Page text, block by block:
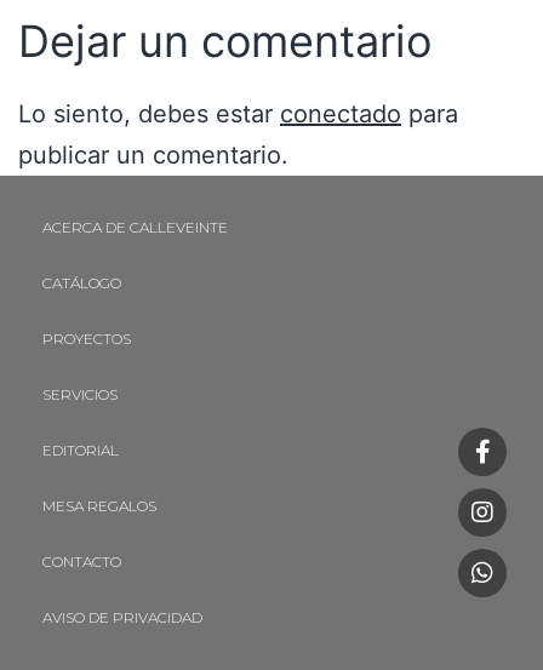
Dejar un comentario
Lo siento, debes estar conectado para
publicar un comentario.
ACERCA DE CALLEVEINTE
CATÁLOGO
PROYECTOS
SERVICIOS
EDITORIAL
MESA REGALOS
CONTACTO
AVISO DE PRIVACIDAD